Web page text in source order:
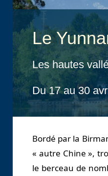
Le
Les hautes
Du 17 au 30
Bordé par la
« autre Chine »,
le berceau de